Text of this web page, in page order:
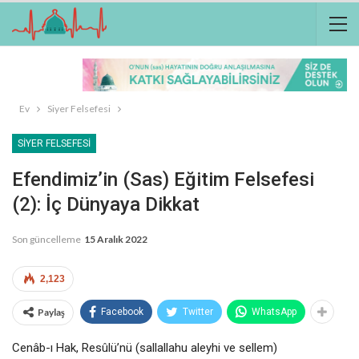
Ev Siyer Felsefesi
SIYER FELSEFESI
Efendimiz’in (sas) Eğitim Felsefesi
(2): İç Dünyaya Dikkat
Son güncelleme 15 Aralık 2022
2,123
Paylaş Facebook Twitter WhatsApp
Cenâb-ı Hak, Resûlü’nü (sallallahu aleyhi ve sellem)